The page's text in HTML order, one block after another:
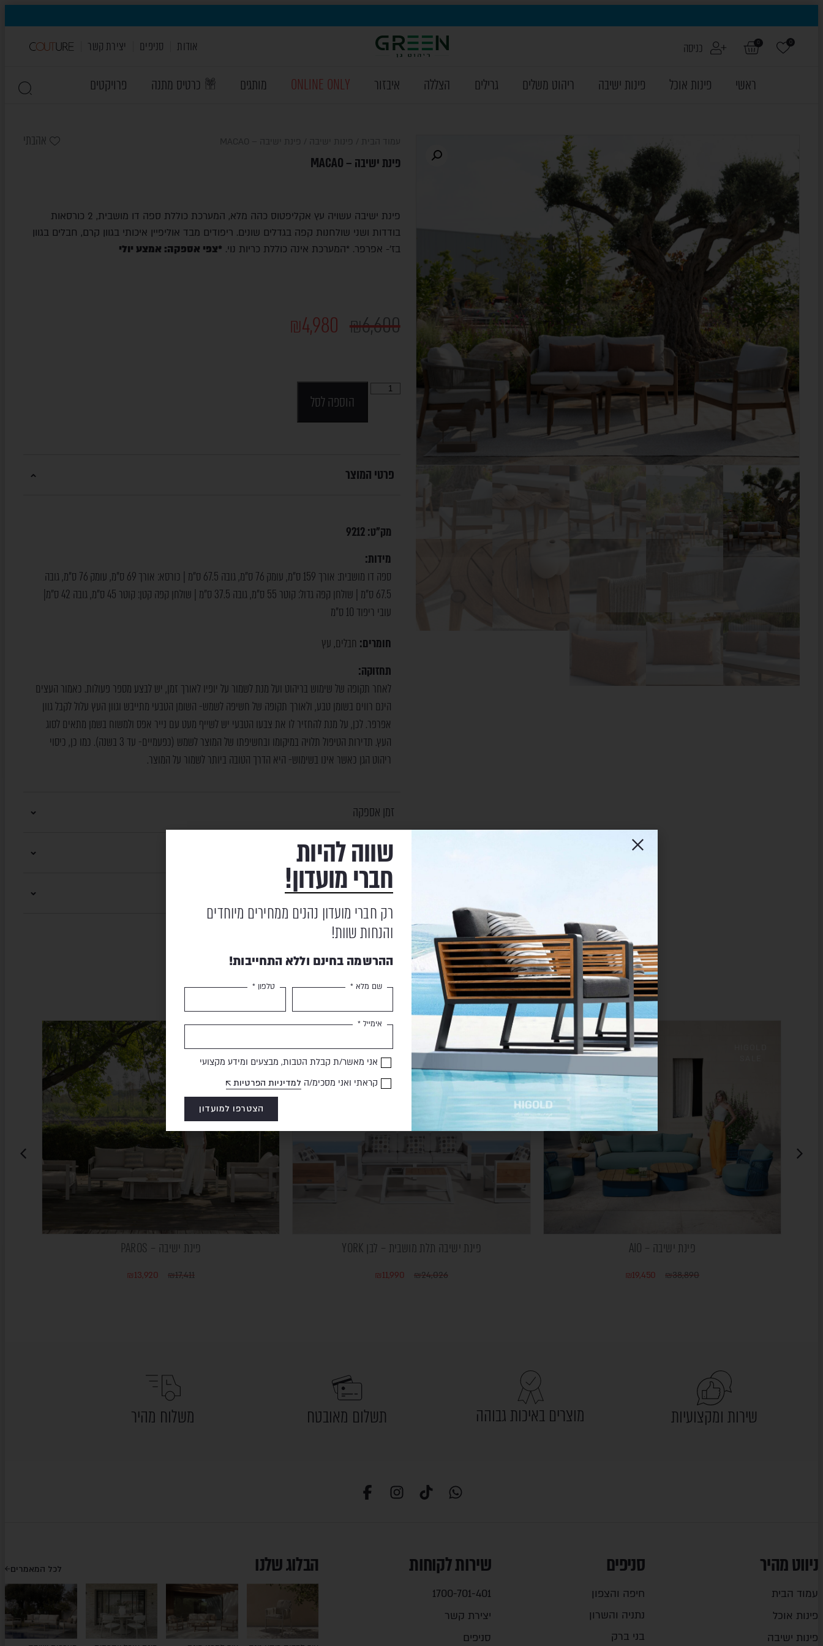
0
0 כניסה אודות סניפים יצירת קשר
ראשי פינות אוכל פינות ישיבה ריהוט משלים גרילים הצללה איבזור ONLINE ONLY מותגים כרטיס מתנה פרויקטים
עמוד הבית פינות ישיבה / פינת ישיבה – MACAO
אהבתי
פינת ישיבה – MACAO
פינת ישיבה עשויה עץ אקליפטוס כהה מלא, המערכת כוללת ספה דו מושבית, 2 כורסאות
בודדות ושני שולחנות קפה בגדלים שונים. ריפודים מבד אוליפיין איכותי בגוון קרם, חבלים בגוון
בז'- אפרפר. *המערכת אינה כוללת כריות נוי. *צפי אספקה: אמצע יולי
₪6,600
₪4,980
הוספה לסל
פרטי המוצר
מק"ט:9212
מידות:
ספה דו מושבית: אורך 159 ס"מ, עומק 76 ס"מ, גובה 67.5 ס"מ | כורסא: אורך 69 ס"מ, עומק 76 ס"מ, גובה
67.5 ס"מ | שולחן קפה גדול: קוטר 55 ס"מ, גובה 37.5 ס"מ | שולחן קפה קטן: קוטר 45 ס"מ, גובה 42 ס"מ|
עובי ריפוד 10 ס"מ
חומרים: חבלים, עץ
תחזוקה:
לאחר תקופה של שימוש בריהוט ועל מנת לשמור על יופיו לאורך זמן, יש לבצע מספר פעולות. כאמור העצים
הינם רווים בשומן טבע, ולאורך תקופה של חשיפה לשמש- השומן הטבעי מתייבש וגוון העץ עלול לקבל גוון
אפרפר. לכן, על מנת להחזיר לו את צבעו הטבעי יש לשייף מעט עם נייר אפס ולמשוח בשמן מתאים לסוג
העץ. תדירות הטיפול תלויה במיקומו ובחשיפתו של המוצר לשמש (כפעמיים- עד 3 בשנה). כמו כן, כיסוי
ריהוט הגן כאשר אינו בשימוש- היא הדרך הטובה ביותר לשמור על המוצר.
זמן אספקה
הובלה והרכבה
אחריות
מוצרים נוספיםשעשויים לעניין אותך
פינת ישיבה – AIO
₪38,890
₪19,450
פינת ישיבה תלת מושבית – לבן YORK
₪24,026
₪11,990
HIGOLD
פינת ישיבה – PAROS
₪17,411
₪13,920
HIGOLD
SALE
שירות ומקצועיות מוצרים באיכות גבוהה תשלום מאובטח משלוח מהיר
ניווט מהיר
עמוד הבית
פינות אוכל
פינות ישיבה
סניפים
חיפה והצפון
נתניה והשרון
בני ברק
שירות לקוחות
1700-701-401
יצירת קשר
סניפים
הבלוג שלנו לכל המאמרים
שווה להיות
חברי מועדון!
רק חברי מועדון נהנים ממחירים מיוחדים
והנחות שוות!
ההרשמה בחינם וללא התחייבות!
שם מלא * טלפון *
אימייל *
אני מאשר/ת קבלת הטבות, מבצעים ומידע מקצועי
קראתי ואני מסכימ/ה למדיניות הפרטיות
הצטרפו למועדון